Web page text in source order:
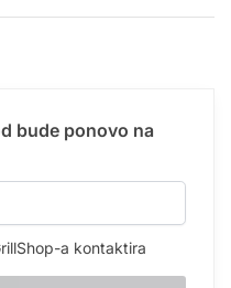
bude ponovo na
a kontaktira